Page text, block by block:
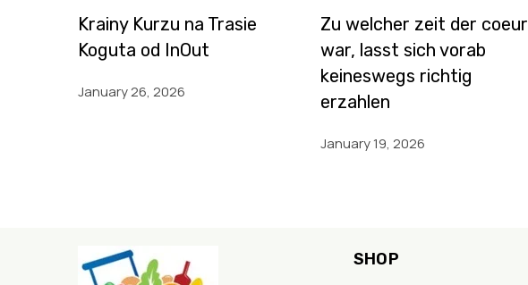
Krainy Kurzu na Trasie
Koguta od InOut
January 26, 2026
Zu welcher zeit der coeur
war, lasst sich vorab
keineswegs richtig
erzahlen
January 19, 2026
SHOP